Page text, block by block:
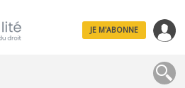
JE M'ABONNE